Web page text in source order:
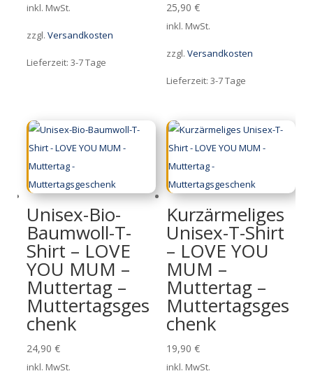
inkl. MwSt.
zzgl. Versandkosten
Lieferzeit: 3-7 Tage
25,90€
inkl. MwSt.
zzgl.Versandkosten
Lieferzeit:3-7 Tage
Unisex-Bio-
Baumwoll-T-
Shirt – LOVE
YOU MUM –
Muttertag –
Muttertagsges
chenk
24,90 €
inkl. MwSt.
Kurzärmeliges
Unisex-T-Shirt
– LOVE YOU
MUM –
Muttertag –
Muttertagsges
chenk
19,90€
inkl. MwSt.